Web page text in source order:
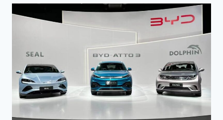
U9
POR
2,76
ELÉCTRICO
CARO